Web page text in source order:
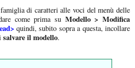
di caratteri alle voci del menù delle
come prima su Modello > Modifica
quindi, subito sopra a questa, incollare
salvare il modello.